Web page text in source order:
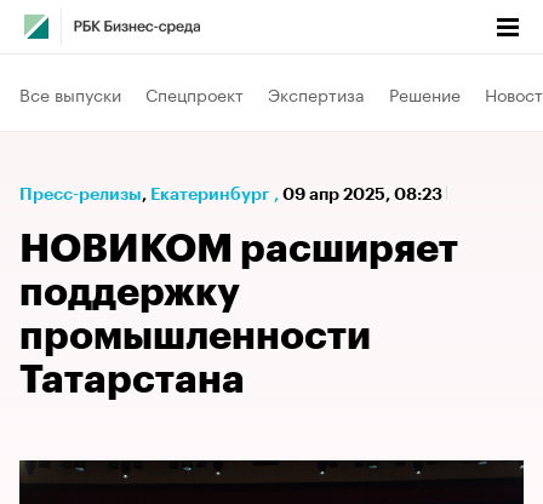
Все выпуски Спецпроект Экспертиза Решение
Пресс-релизы⁠, Екатеринбург , 09 апр 2025, 08:23
НОВИКОМ расширяет
поддержку
промышленности
Татарстана